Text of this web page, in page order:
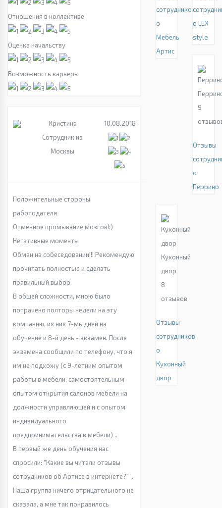
Отношения в коллективе
Оценка начальству
Возможность карьеры
Кристина
Сотрудник из
Москвы
10.08.2018
Положительные стороны
работодателя
Отменное промывание мозгов!:)
Негативные моменты
Обман на собеседовании!!! Рекомендую
прочитать полностью и сделать
правильный выбор.
В общей сложности, мною было
потрачено полторы недели на эту
компанию, их них 7-мь дней на
обучение и 8-й день - экзамен. После
экзамена сообщили по телефону, что я
им не подхожу (с 9-летним опытом
работы в мебели, самостоятельным
опытом открытия салонов мебели на
должности управляющей и с опытом
индивидуального
предпринимательства в мебели) ..
В первый же день обучения нас
спросили: "Какие вы читали отзывы
сотрудников об Артисе в интернете?" ..
Наша группа ничего отрицательного не
сказала, а мне так понравилось
сотрудников
о
Мебель
Артис
о LEX
style
9
Отзывы
о
Перрино
Кухонный
двор
8
отзывов
Отзывы
сотрудников
о
Кухонный
двор